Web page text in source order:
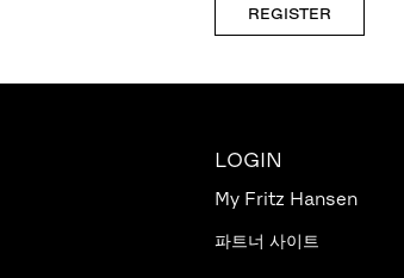
REGISTER
LOGIN
My Fritz Hansen
파트너 사이트